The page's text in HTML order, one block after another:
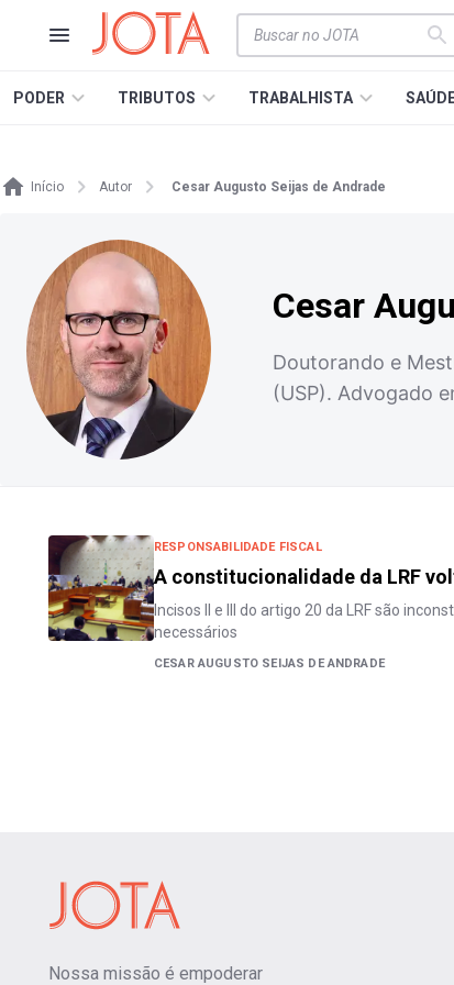
PODER TRIBUTOS TRABALHISTA
Início Autor Cesar Augusto Seijas de Andrade
Cesar
Doutorando e
(USP). Advogado
RESPONSABILIDADE FISCAL
A constitucionalidade da LRF
Incisos II e III do artigo 20 da LRF são
necessários
CESAR AUGUSTO SEIJAS DE ANDRADE
Nossa missão é empoderar